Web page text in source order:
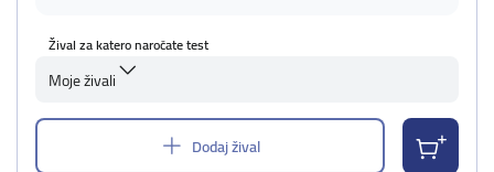
Žival za katero naročate test
Moje živali
Dodaj žival